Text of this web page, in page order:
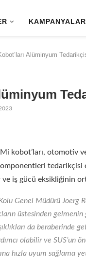
KAMPANYALAR
Alüminyum
kobot’ları, otomotiv
iş gücü eksikliğinin
Genel Müdürü Joerg
üstesinden
da beraberinde
olabilir ve
hızla uyum sağlama